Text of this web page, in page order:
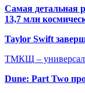
Самая детальная
13,7 млн
Taylor Swift
ТМКЩ –
Dune: Part Two